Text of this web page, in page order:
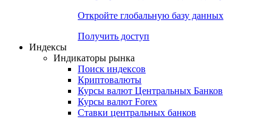
Календарь инвестора
Попробуйте7-дневный
Откройте глобальную базу данных
Получить доступ
Индикаторы рынка
Поиск индексов